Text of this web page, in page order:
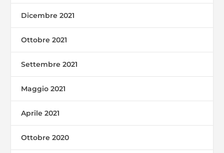
Dicembre 2021
Ottobre 2021
Settembre 2021
Maggio 2021
Aprile 2021
Ottobre 2020